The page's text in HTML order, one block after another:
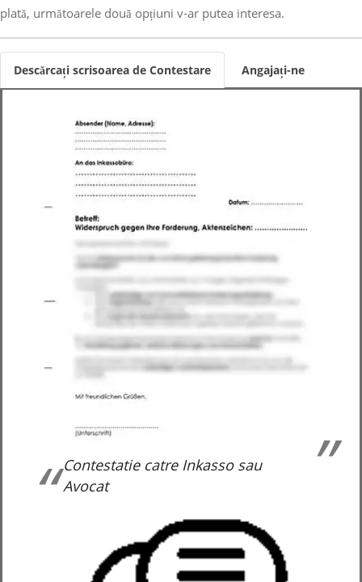
plată, următoarele două opțiuni v-ar putea interesa.
Descărcați scrisoarea de Contestare Angajați-ne
Contestatie catre Inkasso sau
Avocat